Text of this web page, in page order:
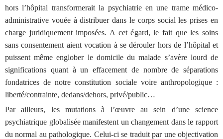
hors l’hôpital transformerait la psychiatrie en une trame médico-
administrative vouée à distribuer dans le corps social les prises en
charge juridiquement imposées. A cet égard, le fait que les soins
sans consentement aient vocation à se dérouler hors de l’hôpital et
puissent même englober le domicile du malade s’avère lourd de
significations quant à un effacement de nombre de séparations
fondatrices de notre constitution sociale voire anthropologique :
liberté/contrainte, dedans/dehors, privé/public…
Par ailleurs, les mutations à l’œuvre au sein d’une science
psychiatrique globalisée manifestent un changement dans le rapport
du normal au pathologique. Celui-ci se traduit par une objectivation